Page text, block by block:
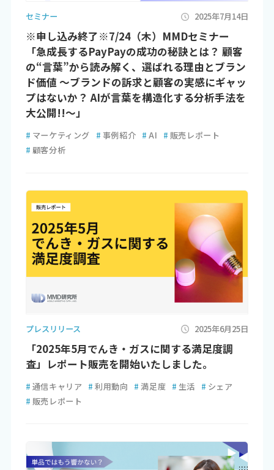
セミナー 2025年7月14日
※申し込み終了※7/24（木）MMDセミナー
「急成長するPayPayの成功の秘訣とは？ 顧客
の“言葉”から読み解く、選ばれる理由とブラン
ド価値 ～ブランドの訴求と顧客の実感にギャッ
プはないか？ AIが言葉を構造化する分析手法を
大公開!!～」
# マーケティング # 事例紹介 # AI # 販売レポート
# 顧客分析
プレスリリース 2025年6月25日
「2025年5月でんき・ガスに関する満足度調
査」レポート販売を開始いたしました。
# 通信キャリア # 利用動向 # 満足度 # 生活 # シェア
# 販売レポート